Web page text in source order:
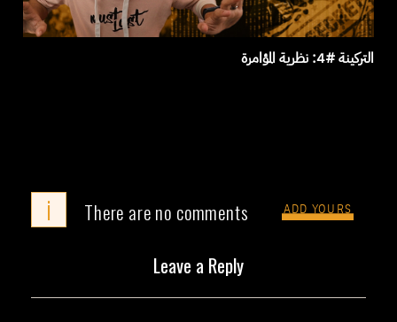
التركينة #4: نظرية المؤامرة
i There are no comments ADD YOURS
Leave a Reply